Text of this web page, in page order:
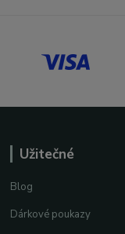
Užitečné
Blog
Dárkové poukazy